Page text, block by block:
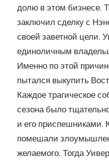
долю в этом бизнесе.
заключил сделку с
своей заветной цели.
единоличным
Именно по этой
пытался выкупить
Каждое трагическое
сезона было
и его приспешниками.
помешали
желаемого. Тогда